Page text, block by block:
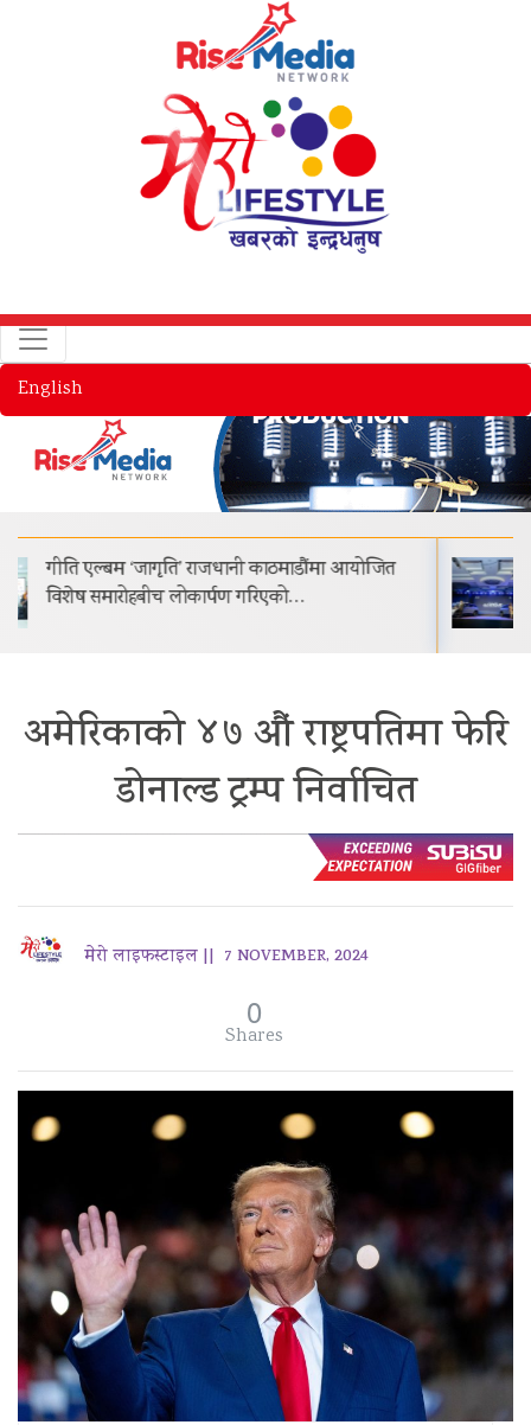
English
नेपालमा प्रोटोन इ.मास ५ सार्वजनिक सुरुवाती मूल्य रू.
२९.९९ लाख
अमेरिकाको ४७ औं राष्ट्रपतिमा फेरि
डोनाल्ड ट्रम्प निर्वाचित
मेरो लाइफस्टाइल || 7 NOVEMBER, 2024
0
Shares